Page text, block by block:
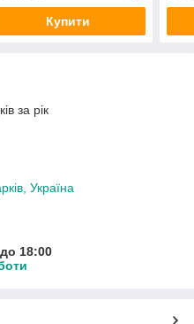
Купити
за рік
Україна
18:00